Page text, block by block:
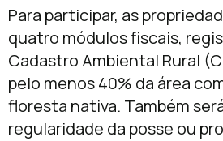
Para participar, as
quatro módulos fiscais,
Cadastro Ambiental Rural
pelo menos 40% da área
floresta nativa. Também
regularidade da posse ou